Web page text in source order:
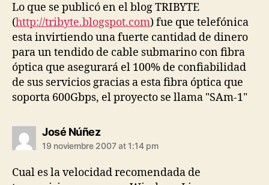
Lo que se publicó en el blog TRIBYTE
(http://tribyte.blogspot.com) fue que telefónica
esta invirtiendo una fuerte cantidad de dinero
para un tendido de cable submarino con fibra
óptica que asegurará el 100% de confiabilidad
de sus servicios gracias a esta fibra óptica que
soporta 600Gbps, el proyecto se llama "SAm-1"
José Núñezsays:
19 noviembre 2007 at 1:14 pm
Cual es la velocidad recomendada de